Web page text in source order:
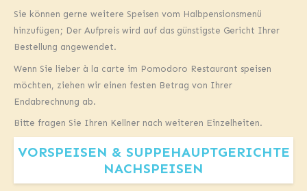
Sie können gerne weitere Speisen vom Halbpensionsmenü
hinzufügen; Der Aufpreis wird auf das günstigste Gericht Ihrer
Bestellung angewendet.
Wenn Sie lieber à la carte im Pomodoro Restaurant speisen
möchten, ziehen wir einen festen Betrag von Ihrer
Endabrechnung ab.
Bitte fragen Sie Ihren Kellner nach weiteren Einzelheiten.
VORSPEISEN & SUPPEHAUPTGERICHTE
NACHSPEISEN